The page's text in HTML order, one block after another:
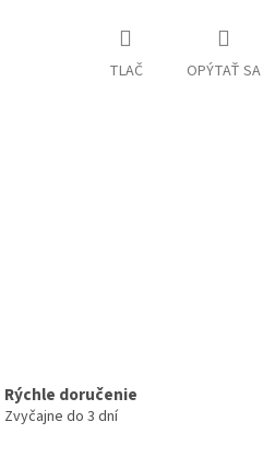
TLAČ OPÝTAŤ SA
Rýchle doručenie
Zvyčajne do 3 dní